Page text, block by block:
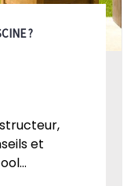
?
et